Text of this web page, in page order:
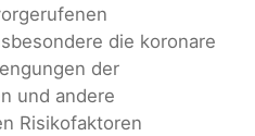
die koronare
der
und andere
Risikofaktoren